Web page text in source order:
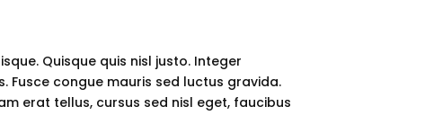
Quisque quis nisl justo. Integer
congue mauris sed luctus gravida.
erat tellus, cursus sed nisl eget, faucibus